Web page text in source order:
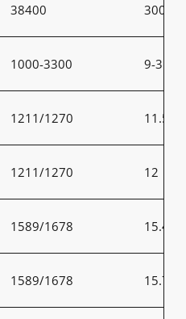
38400 300
1000-3300 9-31
1211/1270 11.5
1211/1270 12
1589/1678 15.4
1589/1678 15.7